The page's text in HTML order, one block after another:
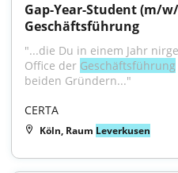
Gap-Year-Student (m/
Geschäftsführung
"...die Du in einem Jahr
Office der Geschäftsführung
beiden Gründern..."
CERTA
Köln, Raum Leverkusen